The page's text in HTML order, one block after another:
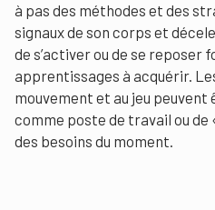
à pas des méthodes et des
signaux de son corps et
de s’activer ou de se reposer
apprentissages à acquérir.
mouvement et au jeu
comme poste de travail ou
des besoins du moment.